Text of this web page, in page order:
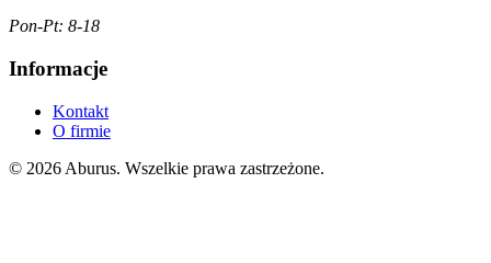
Pon-Pt: 8-18
Informacje
Kontakt
O firmie
© 2026 Aburus. Wszelkie prawa zastrzeżone.